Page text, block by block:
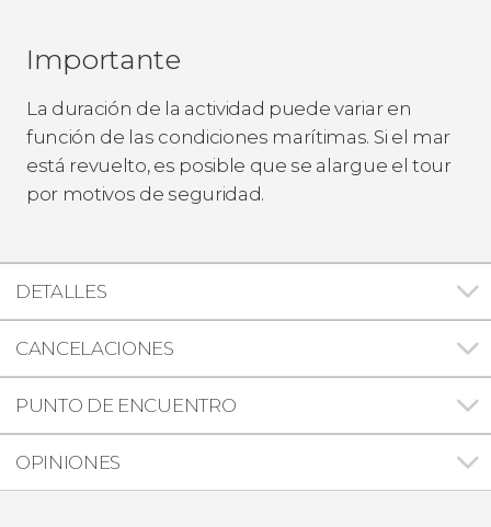
Importante
La duración de la actividad puede variar en
función de las condiciones marítimas. Si el mar
está revuelto, es posible que se alargue el tour
por motivos de seguridad.
DETALLES
CANCELACIONES
PUNTO DE ENCUENTRO
OPINIONES